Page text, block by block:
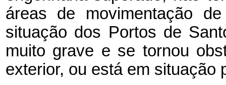
áreas de movimentação
situação dos Portos de
muito grave e se tornou
exterior, ou está em situação